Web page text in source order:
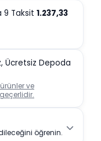
9 Taksit 1.237,33
Ücretsiz Depoda
ve
öğrenin.